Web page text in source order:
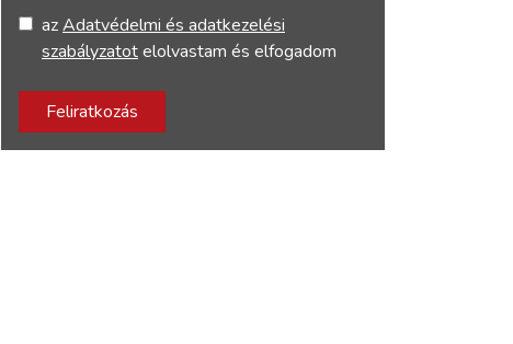
azAdatvédelmi és adatkezelési
szabályzatotelolvastam és elfogadom
Feliratkozás